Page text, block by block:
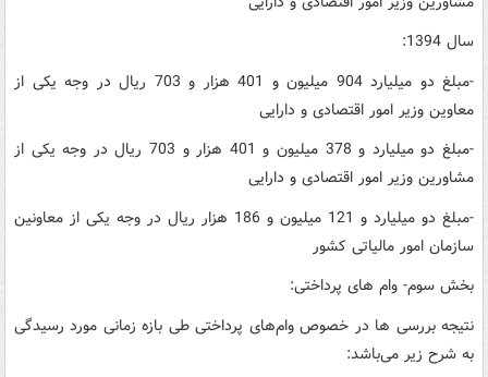
سال 1394:
-مبلغ دو میلیارد 904 میلیون و 401 هزار و 703 ریال در وجه یکی از
معاوین وزیر امور اقتصادی و دارایی
-مبلغ دو میلیارد و 378 میلیون و 401 هزار و 703 ریال در وجه یکی از
مشاورین وزیر امور اقتصادی و دارایی
-مبلغ دو میلیارد و 121 میلیون و 186 هزار ریال در وجه یکی از معاونین
سازمان امور مالیاتی کشور
بخش سوم- وام های پرداختی:
نتیجه بررسی ها در خصوص وام‌های پرداختی طی بازه زمانی مورد رسیدگی
به شرح زیر می‌باشد: